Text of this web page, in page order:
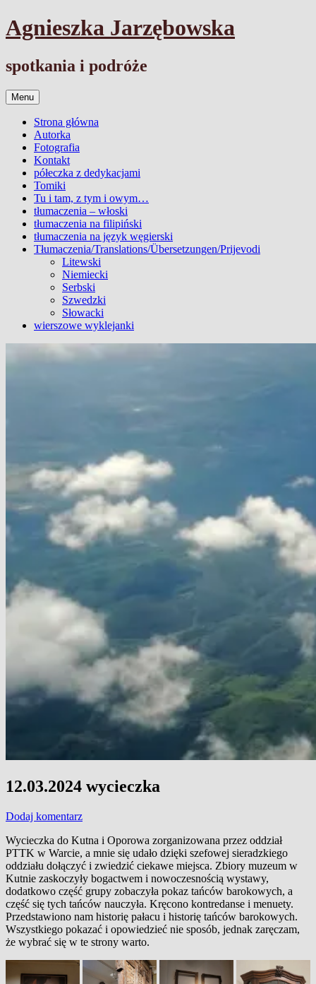
Przejdź
do
Agnieszka Jarzębowska
spotkania i podróże
Menu
Strona główna
Autorka
Fotografia
Kontakt
półeczka z dedykacjami
Tomiki
Tu i tam, z tym i owym…
tłumaczenia – włoski
tłumaczenia na filipiński
tłumaczenia na język węgierski
Tłumaczenia/Translations/Übersetzungen/Prijevodi
Litewski
Niemiecki
Serbski
Szwedzki
Słowacki
wierszowe wyklejanki
12.03.2024 wycieczka
Dodaj komentarz
Wycieczka do Kutna i Oporowa zorganizowana przez oddział
PTTK w Warcie, a mnie się udało dzięki szefowej sieradzkiego
oddziału dołączyć i zwiedzić ciekawe miejsca. Zbiory muzeum w
Kutnie zaskoczyły bogactwem i nowoczesnością wystawy,
dodatkowo część grupy zobaczyła pokaz tańców barokowych, a
część się tych tańców nauczyła. Kręcono kontredanse i menuety.
Przedstawiono nam historię pałacu i historię tańców barokowych.
Wszystkiego pokazać i opowiedzieć nie sposób, jednak zaręczam,
że wybrać się w te strony warto.